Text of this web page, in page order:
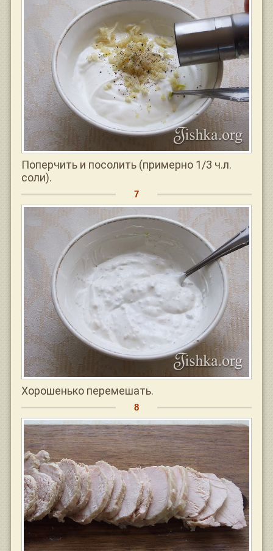
Поперчить и посолить (примерно 1/3 ч.л.
соли).
Хорошенько перемешать.